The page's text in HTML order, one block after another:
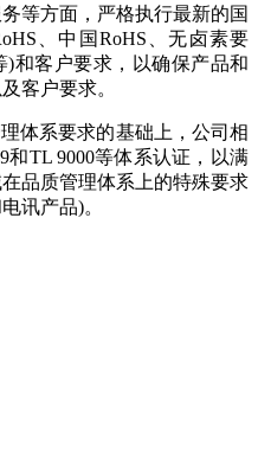
等方面，严格执行最新的国
、中国RoHS、无卤素要
和客户要求，以确保产品和
客户要求。
体系要求的基础上，公司相
和TL 9000等体系认证，以满
品质管理体系上的特殊要求
讯产品)。